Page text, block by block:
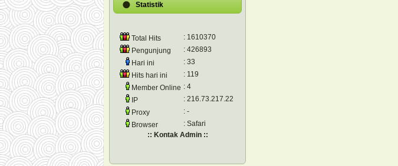
Statistik
Total Hits
: 1610370
Pengunjung
: 426893
Hari ini
: 33
Hits hari ini
: 119
Member Online : 4
IP
: 216.73.217.22
Proxy
: -
Browser
: Safari
:: Kontak Admin ::